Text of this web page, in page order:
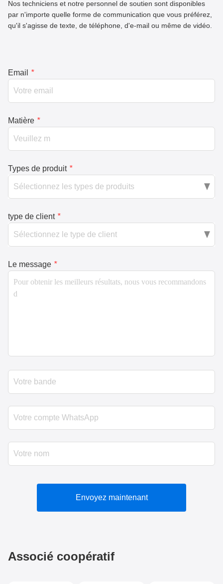
Nos techniciens et notre personnel de soutien sont disponibles
par n'importe quelle forme de communication que vous préférez,
qu'il s'agisse de texte, de téléphone, d'e-mail ou même de vidéo.
Email *
Matière *
Types de produit *
type de client *
Le message *
Envoyez maintenant
Associé coopératif